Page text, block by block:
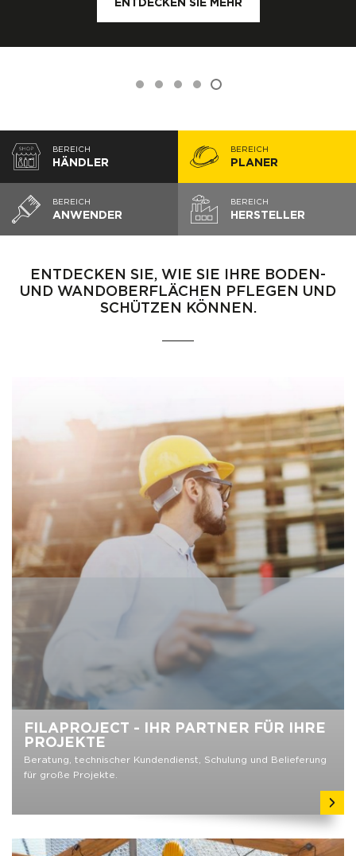
ENTDECKEN SIE MEHR
BEREICH
HÄNDLER
BEREICH
PLANER
BEREICH
ANWENDER
BEREICH
HERSTELLER
ENTDECKEN SIE, WIE SIE IHRE BODEN-
UND WANDOBERFLÄCHEN PFLEGEN UND
SCHÜTZEN KÖNNEN.
FILAPROJECT - IHR PARTNER FÜR IHRE
PROJEKTE
Beratung, technischer Kundendienst, Schulung und Belieferung
für große Projekte.